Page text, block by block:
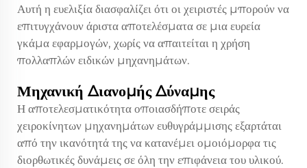
Αυτή η ευελιξία διασφαλίζει ότι οι χειριστές μπορούν να
επιτυγχάνουν άριστα αποτελέσματα σε μια ευρεία
γκάμα εφαρμογών, χωρίς να απαιτείται η χρήση
πολλαπλών ειδικών μηχανημάτων.
Μηχανική Διανομής Δύναμης
Η αποτελεσματικότητα οποιασδήποτε σειράς
χειροκίνητων μηχανημάτων ευθυγράμμισης εξαρτάται
από την ικανότητά της να κατανέμει ομοιόμορφα τις
διορθωτικές δυνάμεις σε όλη την επιφάνεια του υλικού.